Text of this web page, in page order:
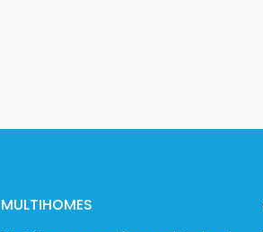
MULTIHOMES